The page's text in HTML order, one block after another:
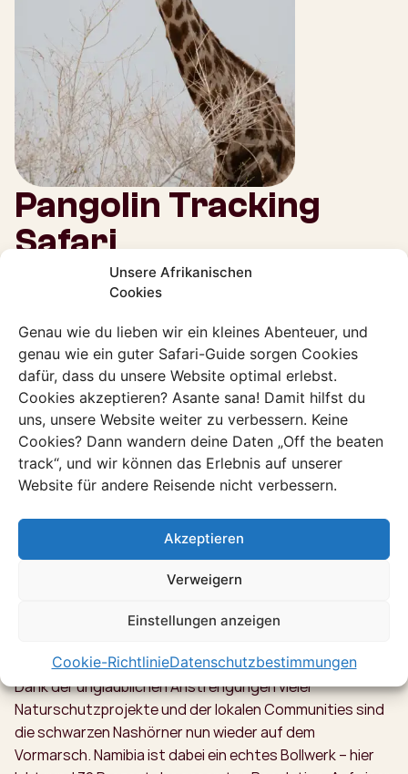
Unsere Afrikanischen
Cookies
Genau wie du lieben wir ein kleines Abenteuer, und
genau wie ein guter Safari-Guide sorgen Cookies
dafür, dass du unsere Website optimal erlebst.
Cookies akzeptieren? Asante sana! Damit hilfst du
uns, unsere Website weiter zu verbessern. Keine
Cookies? Dann wandern deine Daten „Off the beaten
track“, und wir können das Erlebnis auf unserer
Website für andere Reisende nicht verbessern.
Akzeptieren
Verweigern
Einstellungen anzeigen
Cookie-RichtlinieDatenschutzbestimmungen
Pangolin Tracking
Safari
Der Pangolin, auch bekannt als Schuppentier oder
gesamten afrikanischen Tierreich zu entdecken. Nicht
nur leben sie als Einzelgänger, auch die Farbe ihrer
Schuppen passt sich perfekt den Tönen der Savanne an.
Dazu kommt, dass sie vor allem nachts aktiv sind.
Deshalb gehst du in der Dunkelheit zusammen mit einem
Tracking Forscher, wie oben beschrieben, auf die Suche
nach diesen besonderen Tieren – in absoluter Stille und
mit respektvollem Abstand. Taschenlampe einpacken
Zurück in die Vergangenheit mit einem Rhino Tracking
Das Nashorn kennen wir alle als riesiges Tier, das
aussieht, als wäre es direkt aus der Urzeit ins Heute
gebeamt worden. Fast wären diese Giganten
sind durch Wilderei jahrzehntelang drastisch gesunken.
Dank der unglaublichen Anstrengungen vieler
Naturschutzprojekte und der lokalen Communities sind
die schwarzen Nashörner nun wieder auf dem
Vormarsch. Namibia ist dabei ein echtes Bollwerk – hier